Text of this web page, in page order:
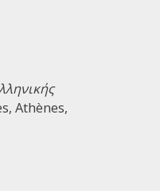
Athènes,